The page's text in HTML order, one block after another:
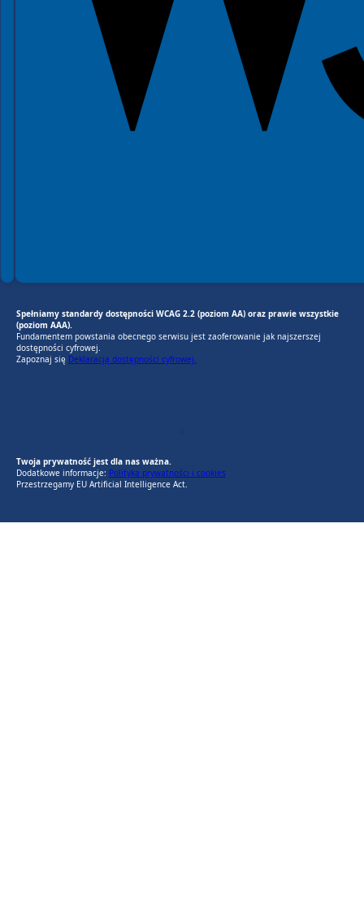
Spełniamy standardy dostępności WCAG 2.2 (poziom AA) oraz prawie wszystkie
(poziom AAA).
Fundamentem powstania obecnego serwisu jest zaoferowanie jak najszerszej
dostępności cyfrowej.
Zapoznaj się Deklaracją dostępności cyfrowej.
Twoja prywatność jest dla nas ważna.
Dodatkowe informacje: Polityka prywatności i cookies
Przestrzegamy EU Artificial Intelligence Act.